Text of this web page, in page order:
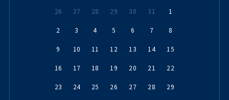
26 27 28 29 30 31 1
2 3 4 5 6 7 8
9 10 11 12 13 14 15
16 17 18 19 20 21 22
23 24 25 26 27 28 29